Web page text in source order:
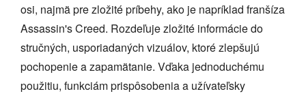
osi, najmä pre zložité príbehy, ako je napríklad franšíza
Assassin's Creed. Rozdeľuje zložité informácie do
stručných, usporiadaných vizuálov, ktoré zlepšujú
pochopenie a zapamätanie. Vďaka jednoduchému
použitiu, funkciám prispôsobenia a užívateľsky